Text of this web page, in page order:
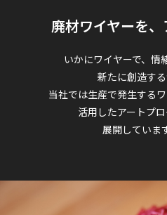
廃材ワイヤーを、
いかにワイヤーで、情
新たに創造する
当社では生産で発生する
活用したアートプ
展開していま